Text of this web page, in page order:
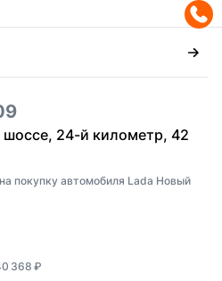
24-й километр, 42
покупку автомобиля Lada Новый
368 ₽